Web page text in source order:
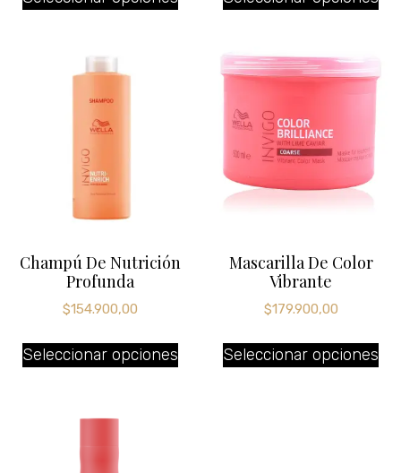
Champú De Nutrición
Profunda
$154.900,00
Seleccionar opciones
Mascarilla De Color
Vibrante
$179.900,00
Seleccionar opciones